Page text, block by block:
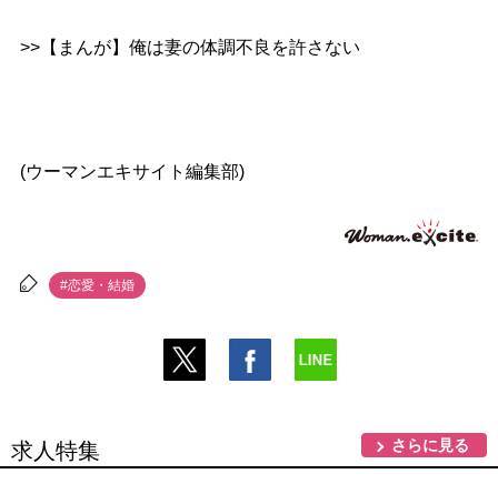
>>【まんが】俺は妻の体調不良を許さない
(ウーマンエキサイト編集部)
#恋愛・結婚
求人特集 さらに見る